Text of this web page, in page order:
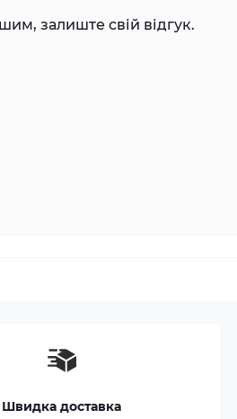
залиште свій відгук.
Швидка доставка